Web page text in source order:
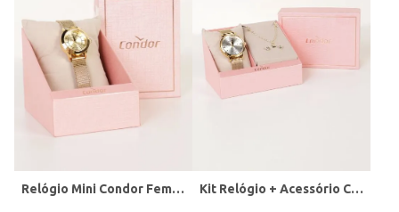
Relógio Mini Condor Feminino DOURADO Kit Relógio + Acessório Condor Feminino DOURADO